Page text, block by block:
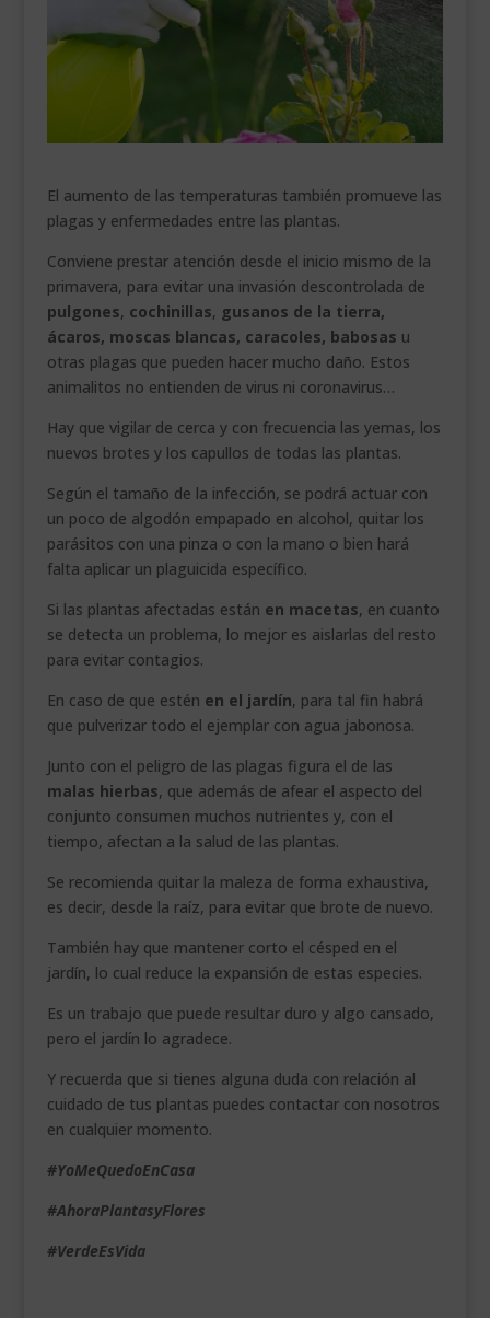
___________________________
El aumento de las temperaturas también promueve las
plagas y enfermedades entre las plantas.
Conviene prestar atención desde el inicio mismo de la
primavera, para evitar una invasión descontrolada de
pulgones, cochinillas, gusanos de la tierra,
ácaros, moscas blancas, caracoles, babosas u
otras plagas que pueden hacer mucho daño. Estos
animalitos no entienden de virus ni coronavirus…
Hay que vigilar de cerca y con frecuencia las yemas, los
nuevos brotes y los capullos de todas las plantas.
Según el tamaño de la infección, se podrá actuar con
un poco de algodón empapado en alcohol, quitar los
parásitos con una pinza o con la mano o bien hará
falta aplicar un plaguicida específico.
Si las plantas afectadas están en macetas, en cuanto
se detecta un problema, lo mejor es aislarlas del resto
para evitar contagios.
En caso de que estén en el jardín, para tal fin habrá
que pulverizar todo el ejemplar con agua jabonosa.
Junto con el peligro de las plagas figura el de las
malas hierbas, que además de afear el aspecto del
conjunto consumen muchos nutrientes y, con el
tiempo, afectan a la salud de las plantas.
Se recomienda quitar la maleza de forma exhaustiva,
es decir, desde la raíz, para evitar que brote de nuevo.
También hay que mantener corto el césped en el
jardín, lo cual reduce la expansión de estas especies.
Es un trabajo que puede resultar duro y algo cansado,
pero el jardín lo agradece.
Y recuerda que si tienes alguna duda con relación al
cuidado de tus plantas puedes contactar con nosotros
en cualquier momento.
#YoMeQuedoEnCasa
#AhoraPlantasyFlores
#VerdeEsVida